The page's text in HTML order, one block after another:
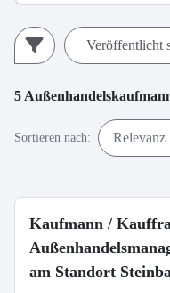
Veröffentlicht
5
Sortieren nach: Relevanz
Kaufmann /
am Standort